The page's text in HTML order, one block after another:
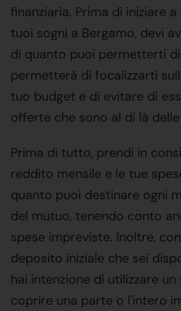
finanziaria. Prima di iniziare
tuoi sogni a Bergamo, devi
di quanto puoi permetterti
permetterà di focalizzarti
tuo budget e di evitare di
offerte che sono al di là
Prima di tutto, prendi in
reddito mensile e le tue
quanto puoi destinare ogni
del mutuo, tenendo conto
spese impreviste. Inoltre,
deposito iniziale che sei
hai intenzione di utilizzare
coprire una parte o l'intero